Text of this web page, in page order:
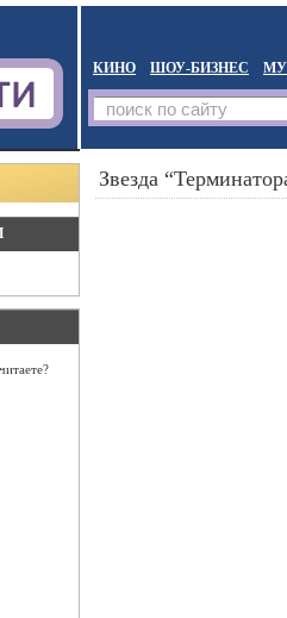
КИНО ШОУ-БИЗНЕС
Звезда